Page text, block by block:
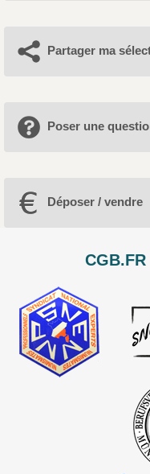
Partager ma
Poser une
Déposer / vendre
CGB.FR